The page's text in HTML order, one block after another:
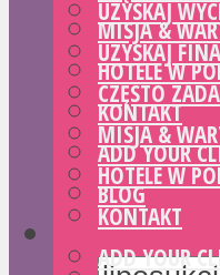
MISJA &
HOTELE W
KONTAKT
ADD YOUR
BLOG
UZYSKAJ
UZYSKAJ
CZĘSTO
MISJA &
HOTELE W
KONTAKT
ADD YOUR